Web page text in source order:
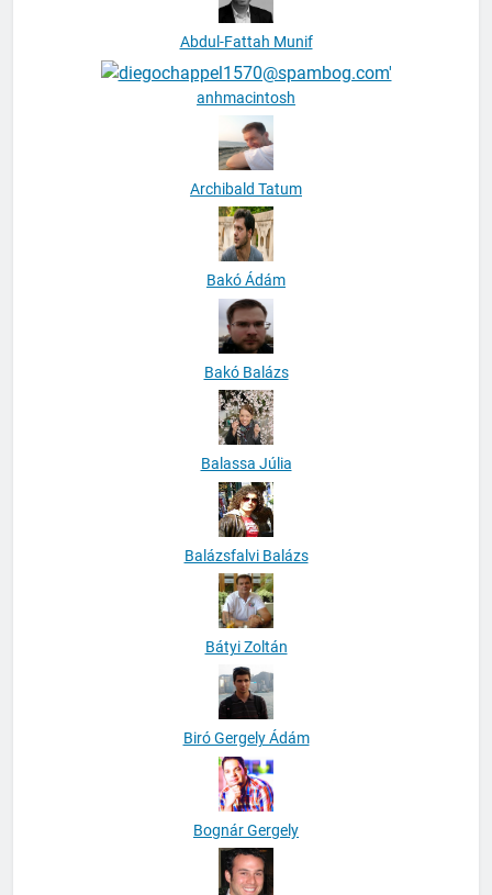
Abdul-Fattah Munif
anhmacintosh
Archibald Tatum
Bakó Ádám
Bakó Balázs
Balassa Júlia
Balázsfalvi Balázs
Bátyi Zoltán
Biró Gergely Ádám
Bognár Gergely